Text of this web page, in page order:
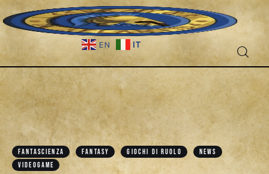
EN IT
Fantascienza
Fantasy
FANTASCIENZA FANTASY GIOCHI DI RUOLO
NEWS
VIDEOGAME